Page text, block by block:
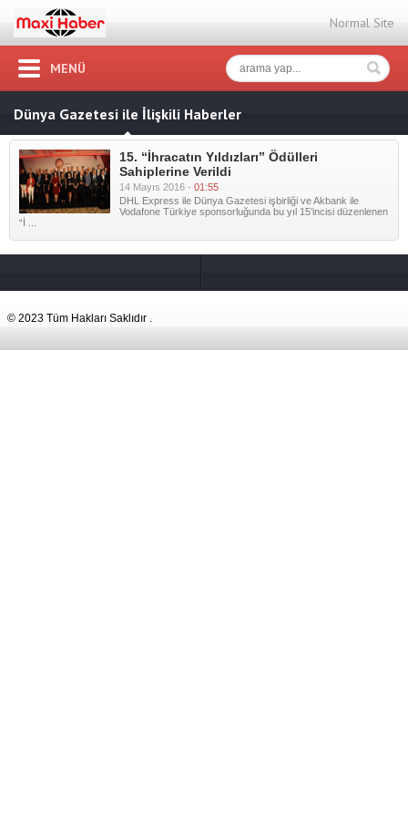
Normal Site
MENÜ
Dünya Gazetesi ile İlişkili Haberler
15. “İhracatın Yıldızları” Ödülleri
Sahiplerine Verildi
14 Mayıs 2016 - 01:55
DHL Express ile Dünya Gazetesi işbirliği ve Akbank ile
Vodafone Türkiye sponsorluğunda bu yıl 15’incisi düzenlenen
“İ ...
© 2023 Tüm Hakları Saklıdır .